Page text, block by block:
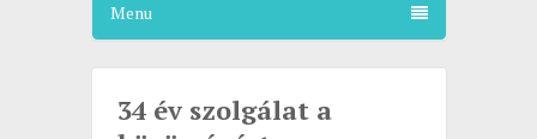
Menu
34 év szolgálat a